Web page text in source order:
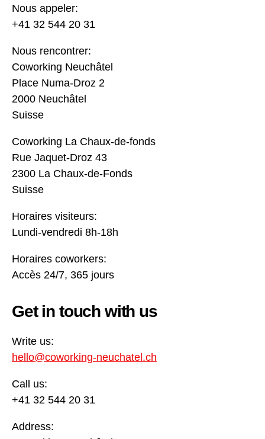
Nous appeler:
+41 32 544 20 31
Nous rencontrer:
Coworking Neuchâtel
Place Numa-Droz 2
2000 Neuchâtel
Suisse
Coworking La Chaux-de-fonds
Rue Jaquet-Droz 43
2300 La Chaux-de-Fonds
Suisse
Horaires visiteurs:
Lundi-vendredi 8h-18h
Horaires coworkers:
Accès 24/7, 365 jours
Get in touch with us
Write us:
hello@coworking-neuchatel.ch
Call us:
+41 32 544 20 31
Address: